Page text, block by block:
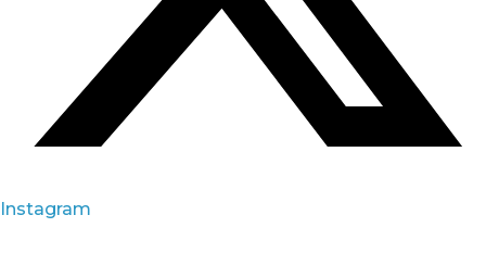
Instagram